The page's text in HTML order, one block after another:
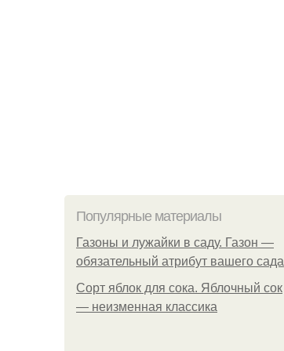
Популярные материалы
Газоны и лужайки в саду. Газон —
обязательный атрибут вашего сада
Сорт яблок для сока. Яблочный сок
— неизменная классика